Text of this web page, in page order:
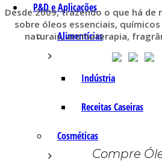
P&D e Aplicações
Alimentícias
Indústria
Receitas Caseiras
Cosméticas
Desde 2009, trazendo o que há
sobre óleos essenciais,
naturais, aromaterapia,
Compre